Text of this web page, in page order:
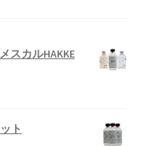
スカルHAKKE
ト